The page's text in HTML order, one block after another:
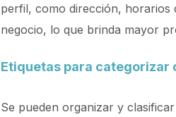
perfil, como dirección, horarios
negocio, lo que brinda mayor
Etiquetas para categorizar
Se pueden organizar y